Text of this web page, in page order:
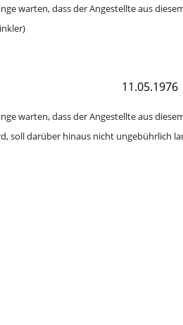
warten, dass der Angestellte aus
11.05.1976
warten, dass der Angestellte aus
darüber hinaus nicht ungebührlich